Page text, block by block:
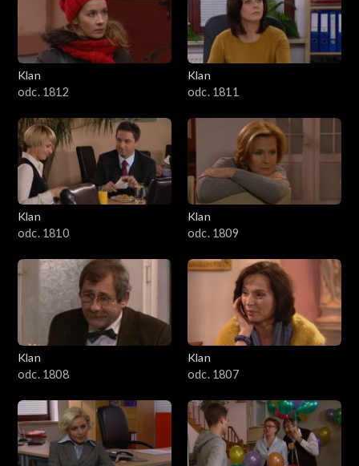
Klan
odc. 1812
Klan
odc. 1811
Klan
odc. 1810
Klan
odc. 1809
Klan
odc. 1808
Klan
odc. 1807